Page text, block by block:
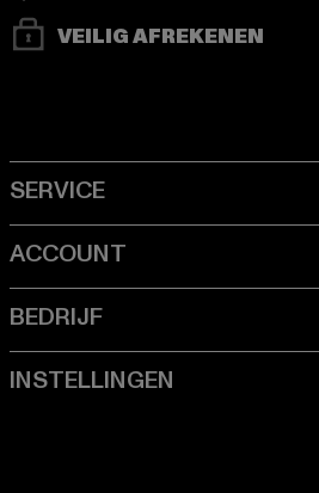
VEILIG AFREKENEN